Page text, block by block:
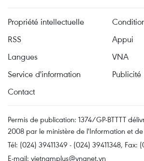
Propriété intellectuelle
RSS
Appui
Langues
VNA
Service d'information
Publicité
Contact
Permis de publication: 1374/GP-BTTTT
2008 par le ministère de l'Information et
Tél: (024) 39411349 - (024) 39411348, Fax:
E-mail: vietnamplus@vnanet.vn